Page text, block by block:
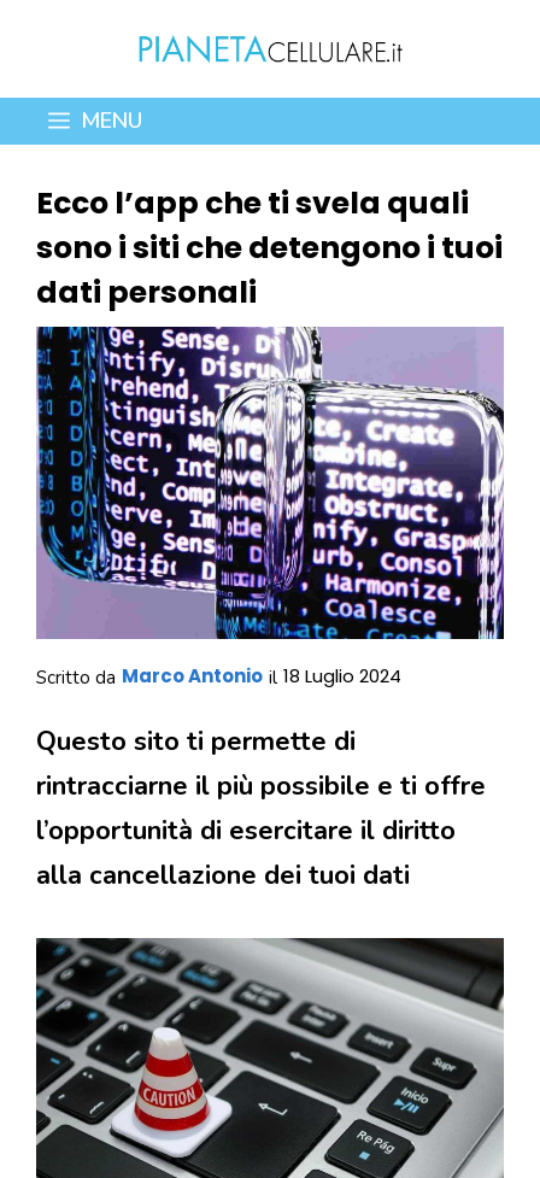
contenuto
MENU
Ecco l’app che ti svela quali
sono i siti che detengono i tuoi
dati personali
Scritto da Marco Antonio il 18 Luglio 2024
Questo sito ti permette di
rintracciarne il più possibile e ti offre
l’opportunità di esercitare il diritto
alla cancellazione dei tuoi dati